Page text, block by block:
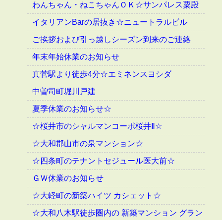
わんちゃん・ねこちゃんＯＫ☆サンパレス粟殿
イタリアンBarの居抜き☆ニュートラルビル
ご挨拶および引っ越しシーズン到来のご連絡
年末年始休業のお知らせ
真菅駅より徒歩4分☆エミネンスヨシダ
中曽司町堀川戸建
夏季休業のお知らせ☆
☆桜井市のシャルマンコーポ桜井Ⅱ☆
☆大和郡山市の泉マンション☆
☆四条町のテナントセジュール医大前☆
ＧＷ休業のお知らせ
☆大軽町の新築ハイツ カシェット☆
☆大和八木駅徒歩圏内の 新築マンション グラン